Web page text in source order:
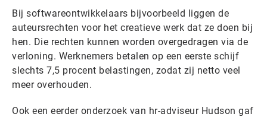
Bij softwareontwikkelaars bijvoorbeeld liggen de
auteursrechten voor het creatieve werk dat ze doen bij
hen. Die rechten kunnen worden overgedragen via de
verloning. Werknemers betalen op een eerste schijf
slechts 7,5 procent belastingen, zodat zij netto veel
meer overhouden.
Ook een eerder onderzoek van hr-adviseur Hudson gaf